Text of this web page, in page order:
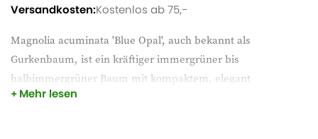
Magnolia acuminata 'Blue Opal', auch bekannt als
Gurkenbaum, ist ein kräftiger immergrüner bis
halbimmergrüner Baum mit kompaktem, elegant
verzweigtem Wuchs. Im Frühjahr blüht diese Magnolie mit
Mehr lesen
Versandkosten:Kostenlos ab 75,-